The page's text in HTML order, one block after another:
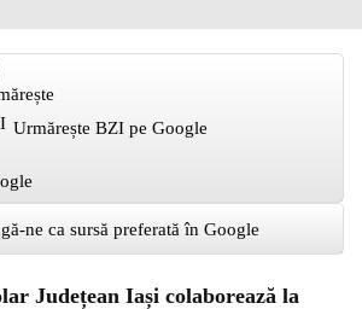
Urmărește BZI pe Google
ne ca sursă preferată în Google
Județean Iași colaborează la